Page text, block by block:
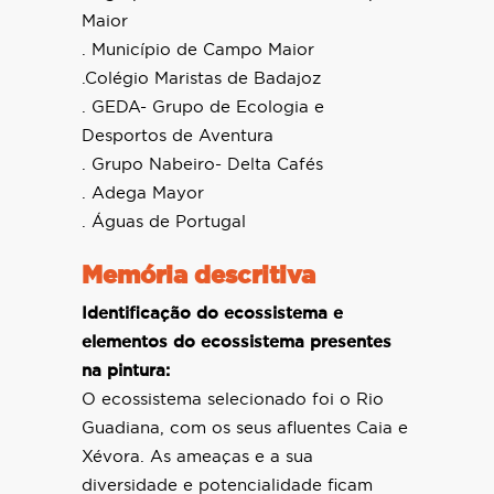
Maior
. Município de Campo Maior
.Colégio Maristas de Badajoz
. GEDA- Grupo de Ecologia e
Desportos de Aventura
. Grupo Nabeiro- Delta Cafés
. Adega Mayor
. Águas de Portugal
Memória descritiva
Identificação do ecossistema e
elementos do ecossistema presentes
na pintura:
O ecossistema selecionado foi o Rio
Guadiana, com os seus afluentes Caia e
Xévora. As ameaças e a sua
diversidade e potencialidade ficam